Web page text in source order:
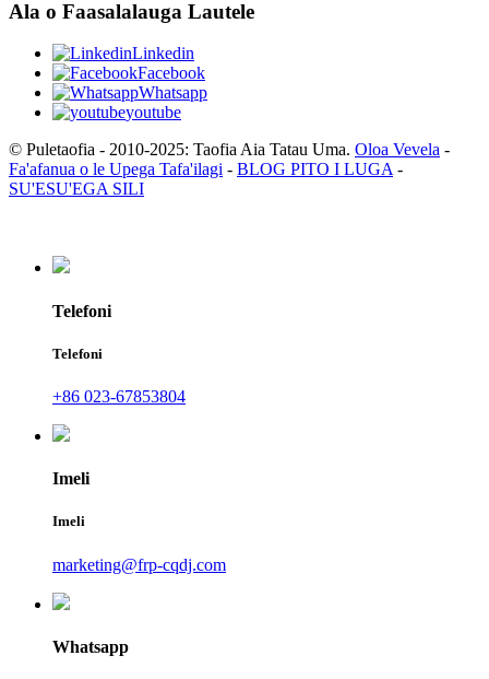
Ala o Faasalalauga Lautele
Linkedin
Facebook
Whatsapp
youtube
© Puletaofia - 2010-2025: Taofia Aia Tatau Uma. Oloa Vevela -
Fa'afanua o le Upega Tafa'ilagi - BLOG PITO I LUGA -
SU'ESU'EGA SILI
Telefoni
Telefoni
+86 023-67853804
Imeli
Imeli
marketing@frp-cqdj.com
Whatsapp